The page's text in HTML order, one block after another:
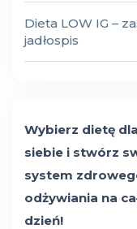
Dieta LOW IG –
jadłospis
Wybierz dietę dla
siebie i stwórz
system
odżywiania na
dzień!